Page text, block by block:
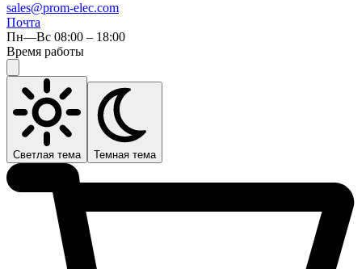
sales@prom-elec.com
Почта
Пн—Вс 08:00 – 18:00
Время работы
Светлая тема Темная тема